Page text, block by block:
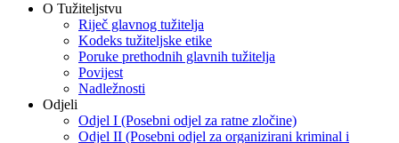
O Tužiteljstvu
Riječ glavnog tužitelja
Kodeks tužiteljske etike
Poruke prethodnih glavnih tužitelja
Povijest
Nadležnosti
Odjeli
Odjel I (Posebni odjel za ratne zločine)
Odjel II (Posebni odjel za organizirani kriminal i